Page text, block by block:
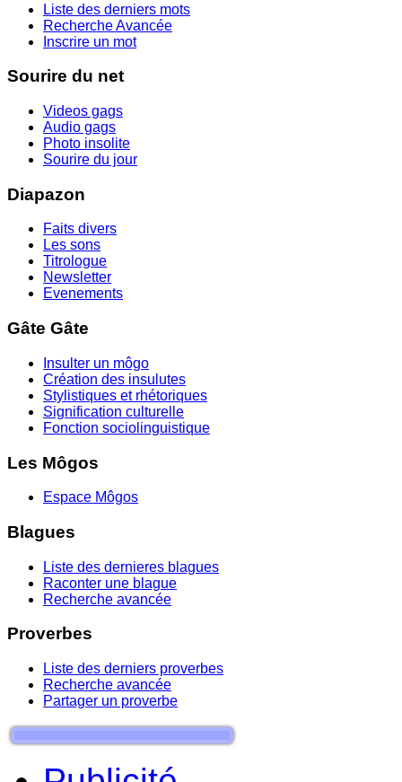
Liste des derniers mots
Recherche Avancée
Inscrire un mot
Sourire du net
Videos gags
Audio gags
Photo insolite
Sourire du jour
Diapazon
Faits divers
Les sons
Titrologue
Newsletter
Evenements
Gâte Gâte
Insulter un môgo
Création des insulutes
Stylistiques et rhétoriques
Signification culturelle
Fonction sociolinguistique
Les Môgos
Espace Môgos
Blagues
Liste des dernieres blagues
Raconter une blague
Recherche avancée
Proverbes
Liste des derniers proverbes
Recherche avancée
Partager un proverbe